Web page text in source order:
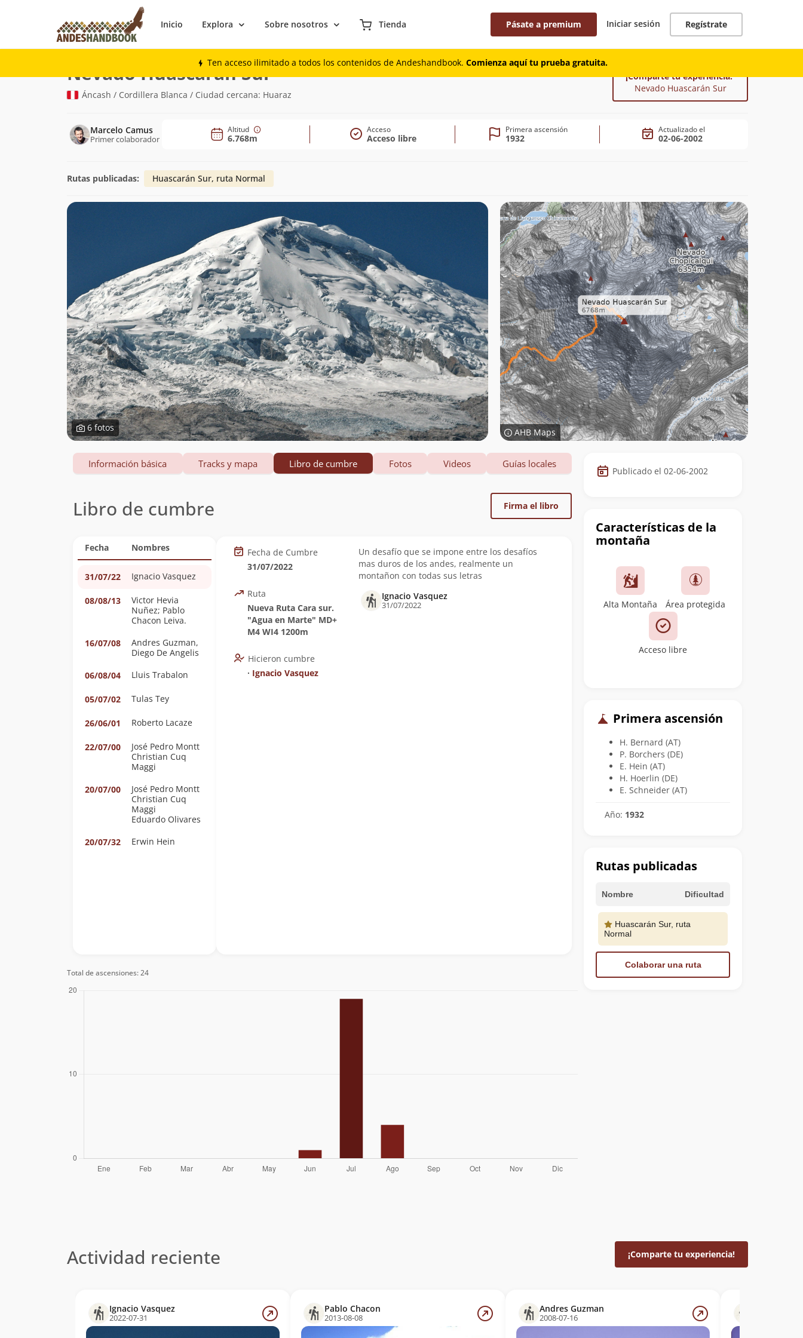
Inicio Explora Sobre nosotros Tienda Pásate a premium Iniciar sesión Regístrate
Ten acceso ilimitado a todos los contenidos de Andeshandbook. Comienza aquí tu prueba gratuita.
Montaña
Nevado Huascarán Sur(6.768m)
Áncash / Cordillera Blanca / Ciudad cercana: Huaraz
¡Comparte tu experiencia!
Nevado Huascarán Sur
Marcelo Camus
Primer colaborador
Altitud
6.768m
Acceso
Acceso libre
Primera ascensión
1932
Actualizado el
02-06-2002
Rutas publicadas: Huascarán Sur, ruta Normal
6 fotos AHB Maps
Datos
de
cumbre
Publicado el 02-06-2002
Características de la
montaña
Alta Montaña Área protegida
Acceso libre
Primera ascensión
H. Bernard (AT)
P. Borchers (DE)
E. Hein (AT)
H. Hoerlin (DE)
E. Schneider (AT)
Año: 1932
Rutas publicadas
Nombre Dificultad
Huascarán Sur, ruta
Normal
Colaborar una ruta
Información básica Tracks y mapa Libro de cumbre Fotos Videos Guías locales
Libro de cumbre Firma el libro
Fecha Nombres
31/07/22 Ignacio Vasquez
08/08/13
Victor Hevia
Nuñez; Pablo
Chacon Leiva.
16/07/08
Andres Guzman,
Diego De Angelis
06/08/04
Lluis Trabalon
05/07/02 Tulas Tey
26/06/01 Roberto Lacaze
22/07/00
José Pedro Montt
Christian Cuq
Maggi
20/07/00
José Pedro Montt
Christian Cuq
Maggi
Eduardo Olivares
20/07/32
Erwin Hein
Fecha de Cumbre
31/07/2022
Ruta
Nueva Ruta Cara sur.
"Agua en Marte" MD+
M4 WI4 1200m
Hicieron cumbre
∙ Ignacio Vasquez
Un desafío que se impone entre los desafíos
mas duros de los andes, realmente un
montañon con todas sus letras
Ignacio Vasquez
31/07/2022
Total de ascensiones: 24
Actividad reciente ¡Comparte tu experiencia!
Ignacio Vasquez
2022-07-31
Pablo Chacon
2013-08-08
Andres Guzman
2008-07-16